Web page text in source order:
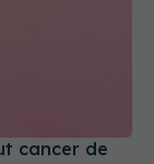
cancer de